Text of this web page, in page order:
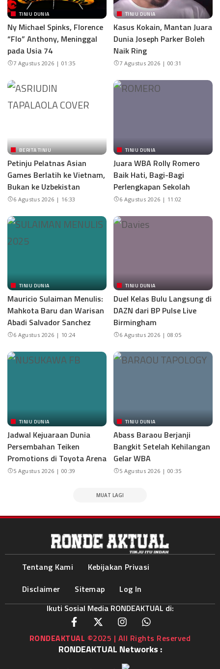
TINJU DUNIA
Ny Michael Spinks, Florence
“Flo” Anthony, Meninggal
pada Usia 74
7 Agustus 2026 | 01:35
TINJU DUNIA
Kasus Kokain, Mantan Juara
Dunia Joseph Parker Boleh
Naik Ring
7 Agustus 2026 | 00:31
BERITA TINJU
Petinju Pelatnas Asian
Games Berlatih ke Vietnam,
Bukan ke Uzbekistan
6 Agustus 2026 | 16:33
TINJU DUNIA
Juara WBA Rolly Romero
Baik Hati, Bagi-Bagi
Perlengkapan Sekolah
6 Agustus 2026 | 11:02
TINJU DUNIA
Mauricio Sulaiman Menulis:
Mahkota Baru dan Warisan
Abadi Salvador Sanchez
6 Agustus 2026 | 10:24
TINJU DUNIA
Duel Kelas Bulu Langsung di
DAZN dari BP Pulse Live
Birmingham
6 Agustus 2026 | 08:05
TINJU DUNIA
Jadwal Kejuaraan Dunia
Persembahan Teiken
Promotions di Toyota Arena
5 Agustus 2026 | 00:39
TINJU DUNIA
Abass Baraou Berjanji
Bangkit Setelah Kehilangan
Gelar WBA
5 Agustus 2026 | 00:35
MUAT LAGI
Tentang Kami
Kebijakan Privasi
Disclaimer
Sitemap
Log In
Ikuti Sosial Media RONDEAKTUAL di:
RONDEAKTUAL ©2025 | All Rights Reserved
RONDEAKTUAL Networks :